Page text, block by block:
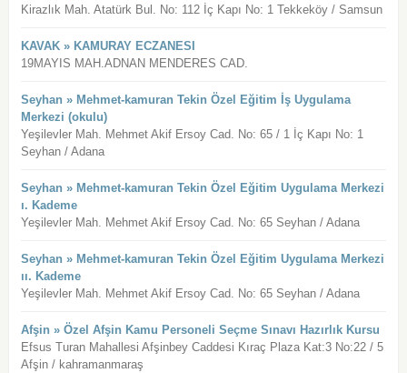
Kirazlık Mah. Atatürk Bul. No: 112 İç Kapı No: 1 Tekkeköy / Samsun
KAVAK » KAMURAY ECZANESI
19MAYIS MAH.ADNAN MENDERES CAD.
Seyhan » Mehmet-kamuran Tekin Özel Eğitim İş Uygulama
Merkezi (okulu)
Yeşilevler Mah. Mehmet Akif Ersoy Cad. No: 65 / 1 İç Kapı No: 1
Seyhan / Adana
Seyhan » Mehmet-kamuran Tekin Özel Eğitim Uygulama Merkezi
ı. Kademe
Yeşilevler Mah. Mehmet Akif Ersoy Cad. No: 65 Seyhan / Adana
Seyhan » Mehmet-kamuran Tekin Özel Eğitim Uygulama Merkezi
ıı. Kademe
Yeşilevler Mah. Mehmet Akif Ersoy Cad. No: 65 Seyhan / Adana
Afşin » Özel Afşin Kamu Personeli Seçme Sınavı Hazırlık Kursu
Efsus Turan Mahallesi Afşinbey Caddesi Kıraç Plaza Kat:3 No:22 / 5
Afşin / kahramanmaraş